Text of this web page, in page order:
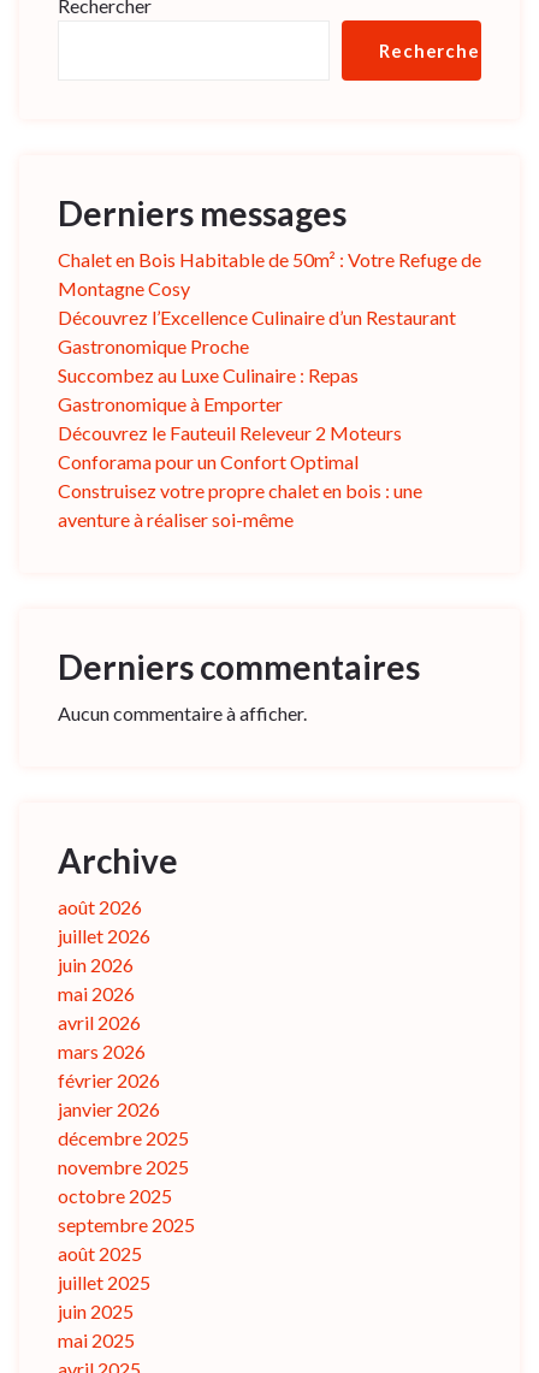
Rechercher
Rechercher
Derniers messages
Chalet en Bois Habitable de 50m² : Votre Refuge de
Montagne Cosy
Découvrez l’Excellence Culinaire d’un Restaurant
Gastronomique Proche
Succombez au Luxe Culinaire : Repas
Gastronomique à Emporter
Découvrez le Fauteuil Releveur 2 Moteurs
Conforama pour un Confort Optimal
Construisez votre propre chalet en bois : une
aventure à réaliser soi-même
Derniers commentaires
Aucun commentaire à afficher.
Archive
août 2026
juillet 2026
juin 2026
mai 2026
avril 2026
mars 2026
février 2026
janvier 2026
décembre 2025
novembre 2025
octobre 2025
septembre 2025
août 2025
juillet 2025
juin 2025
mai 2025